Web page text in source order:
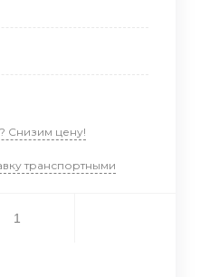
Снизим цену!
транспортными